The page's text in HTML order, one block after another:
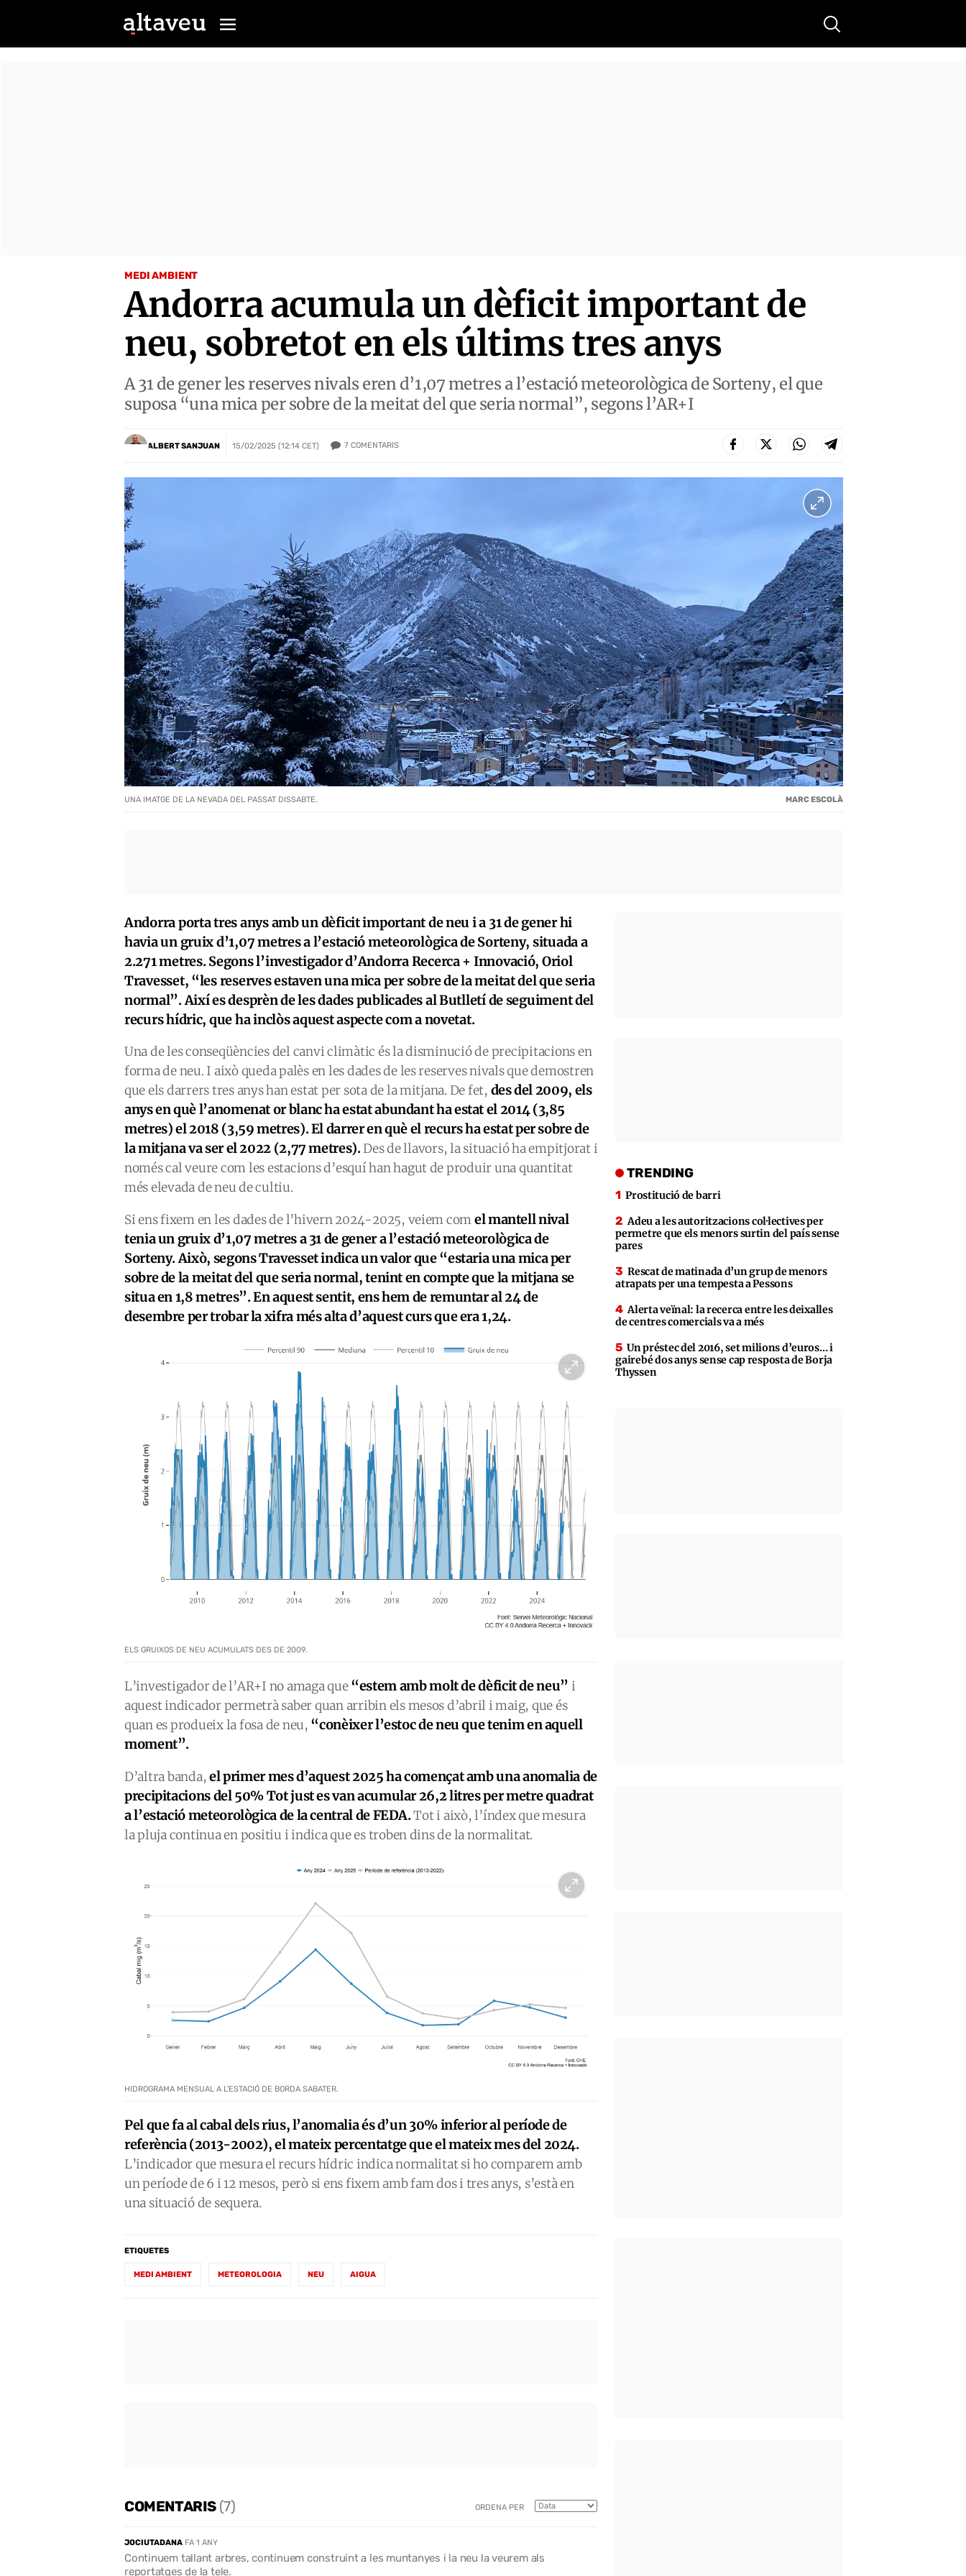
Buscar
MEDI AMBIENT
Andorra acumula un dèficit important de
neu, sobretot en els últims tres anys
A 31 de gener les reserves nivals eren d’1,07 metres a l’estació meteorològica de Sorteny, el que
suposa “una mica per sobre de la meitat del que seria normal”, segons l’AR+I
ALBERT SANJUAN 15/02/2025 (12:14 CET) 7 COMENTARIS
UNA IMATGE DE LA NEVADA DEL PASSAT DISSABTE. MARC ESCOLÀ
Andorra porta tres anys amb un dèficit important de neu i a 31 de gener hi
havia un gruix d’1,07 metres a l’estació meteorològica de Sorteny, situada a
2.271 metres. Segons l’investigador d’Andorra Recerca + Innovació, Oriol
Travesset, “les reserves estaven una mica per sobre de la meitat del que seria
normal”. Així es desprèn de les dades publicades al Butlletí de seguiment del
recurs hídric, que ha inclòs aquest aspecte com a novetat.
Una de les conseqüències del canvi climàtic és la disminució de precipitacions en
forma de neu. I això queda palès en les dades de les reserves nivals que demostren
que els darrers tres anys han estat per sota de la mitjana. De fet, des del 2009, els
anys en què l’anomenat or blanc ha estat abundant ha estat el 2014 (3,85
metres) el 2018 (3,59 metres). El darrer en què el recurs ha estat per sobre de
la mitjana va ser el 2022 (2,77 metres).Des de llavors, la situació ha empitjorat i
només cal veure com les estacions d’esquí han hagut de produir una quantitat
més elevada de neu de cultiu.
Si ens fixem en les dades de l’hivern 2024-2025, veiem comel mantell nival
tenia un gruix d’1,07 metres a 31 de gener a l’estació meteorològica de
Sorteny. Això, segons Travesset indica un valor que “estaria una mica per
sobre de la meitat del que seria normal, tenint en compte que la mitjana se
situa en 1,8 metres”. En aquest sentit, ens hem de remuntar al 24 de
desembre per trobar la xifra més alta d’aquest curs que era 1,24.
ELS GRUIXOS DE NEU ACUMULATS DES DE 2009.
L’investigador de l’AR+I no amaga que“estem amb molt de dèficit de neu” i
aquest indicador permetrà saber quan arribin els mesos d’abril i maig, que és
quan es produeix la fosa de neu, “conèixer l’estoc de neu que tenim en aquell
moment”.
D’altra banda,el primer mes d’aquest 2025 ha començat amb una anomalia de
precipitacions del 50% Tot just es van acumular 26,2 litres per metre quadrat
a l’estació meteorològica de la central de FEDA.Tot i això, l’índex que mesura
la pluja continua en positiu i indica que es troben dins de la normalitat.
HIDROGRAMA MENSUAL A L'ESTACIÓ DE BORDA SABATER.
Pel que fa al cabal dels rius, l’anomalia és d’un 30% inferior al període de
referència (2013-2002), el mateix percentatge que el mateix mes del 2024.
L’indicador que mesura el recurs hídric indica normalitat si ho comparem amb
un període de 6 i 12 mesos, però si ens fixem amb fam dos i tres anys, s’està en
una situació de sequera.
ETIQUETES
MEDI AMBIENT METEOROLOGIA NEU AIGUA
COMENTARIS (7) ORDENA PER
JOCIUTADANA FA 1 ANY
Continuem tallant arbres, continuem construint a les muntanyes i la neu la veurem als
reportatges de la tele.
TRENDING
Prostitució de barri
Adeu a les autoritzacions col·lectives per
permetre que els menors surtin del país sense
pares
Rescat de matinada d’un grup de menors
atrapats per una tempesta a Pessons
Alerta veïnal: la recerca entre les deixalles
de centres comercials va a més
Un préstec del 2016, set milions d’euros… i
gairebé dos anys sense cap resposta de Borja
Thyssen